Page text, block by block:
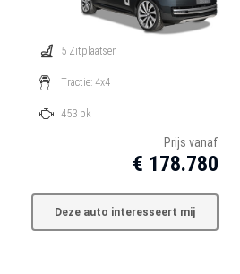
5 Zitplaatsen
Tractie: 4x4
453 pk
Prijs vanaf
€ 178.780
Deze auto interesseert mij